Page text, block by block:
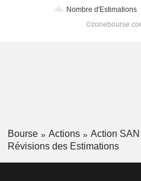
Bourse Actions Action SAN
Révisions des Estimations